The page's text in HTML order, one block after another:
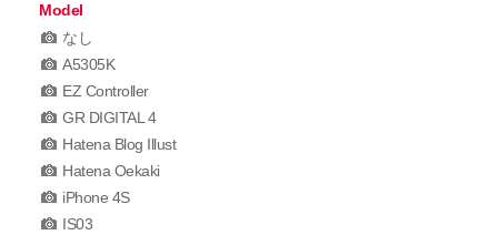
Model
なし
A5305K
EZ Controller
GR DIGITAL 4
Hatena Blog Illust
Hatena Oekaki
iPhone 4S
IS03